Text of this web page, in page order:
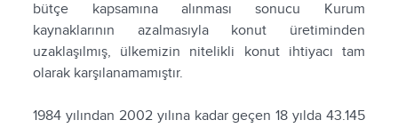
bütçe kapsamına alınması sonucu Kurum
kaynaklarının azalmasıyla konut üretiminden
uzaklaşılmış, ülkemizin nitelikli konut ihtiyacı tam
olarak karşılanamamıştır.
1984 yılından 2002 yılına kadar geçen 18 yılda 43.145